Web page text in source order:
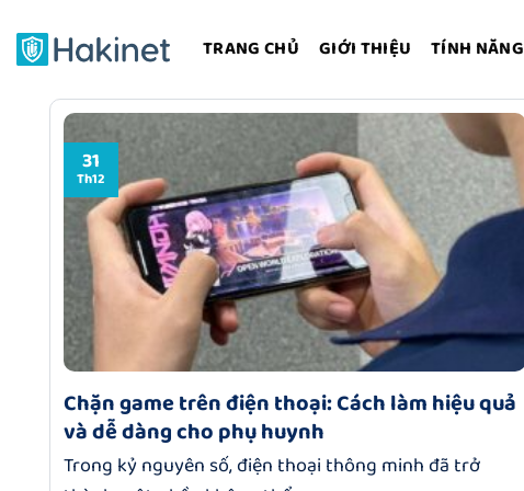
qua
nội
TRANG CHỦ GIỚI THIỆU TÍNH NĂNG
Chặn game trên điện thoại: Cách làm hiệu quả
và dễ dàng cho phụ huynh
Trong kỷ nguyên số, điện thoại thông minh đã trở
31
Th12